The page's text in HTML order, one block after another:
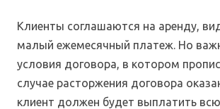
Клиенты соглашаются на аренду,
малый ежемесячный платеж. Но
условия договора, в котором
случае расторжения договора
клиент должен будет выплатить